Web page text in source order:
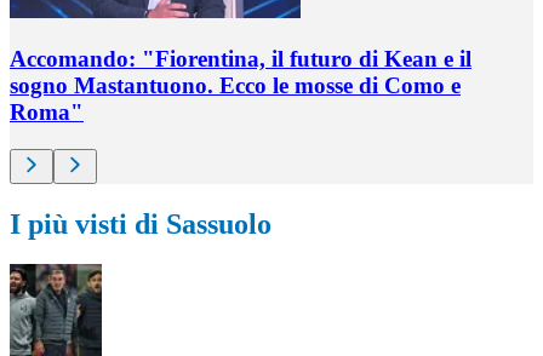
Accomando: "Fiorentina, il futuro di Kean e il
sogno Mastantuono. Ecco le mosse di Como e
Roma"
I più visti di Sassuolo